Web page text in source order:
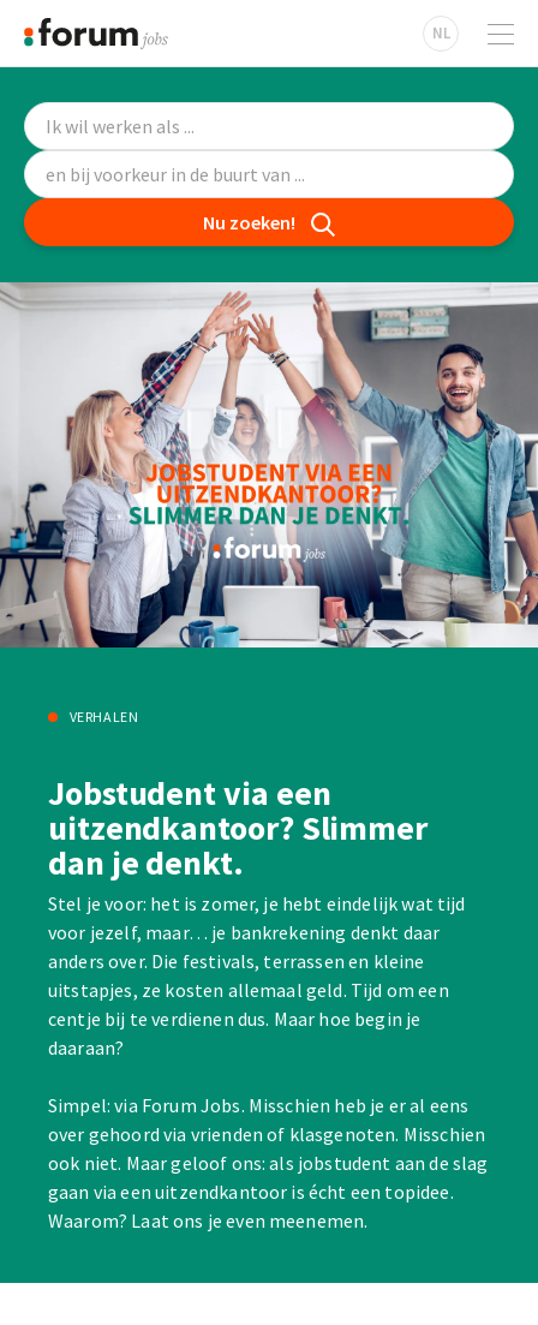
NL
Nu zoeken!
VERHALEN
Jobstudent via een
uitzendkantoor? Slimmer
dan je denkt.
Stel je voor: het is zomer, je hebt eindelijk wat tijd
voor jezelf, maar… je bankrekening denkt daar
anders over. Die festivals, terrassen en kleine
uitstapjes, ze kosten allemaal geld. Tijd om een
centje bij te verdienen dus. Maar hoe begin je
daaraan?
Simpel: via Forum Jobs. Misschien heb je er al eens
over gehoord via vrienden of klasgenoten. Misschien
ook niet. Maar geloof ons: als jobstudent aan de slag
gaan via een uitzendkantoor is écht een topidee.
Waarom? Laat ons je even meenemen.